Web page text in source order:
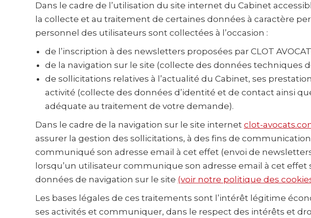
Dans le cadre de l’utilisation du site internet du Cabinet
la collecte et au traitement de certaines données à caractère
personnel des utilisateurs sont collectées à l’occasion :
de l’inscription à des newsletters proposées par CLOT
de la navigation sur le site (collecte des données techniques
de sollicitations relatives à l’actualité du Cabinet, ses
activité (collecte des données d’identité et de contact ainsi
adéquate au traitement de votre demande).
Dans le cadre de la navigation sur le site internet clot-
assurer la gestion des sollicitations, à des fins de
communiqué son adresse email à cet effet (envoi de
lorsqu’un utilisateur communique son adresse email à cet effet
données de navigation sur le site (voir notre politique des
Les bases légales de ces traitements sont l’intérêt légitime
ses activités et communiquer, dans le respect des intérêts et